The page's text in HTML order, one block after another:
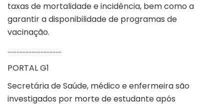
taxas de mortalidade e incidência, bem como a
garantir a disponibilidade de programas de
vacinação.
………………………………
PORTAL G1
Secretária de Saúde, médico e enfermeira são
investigados por morte de estudante após